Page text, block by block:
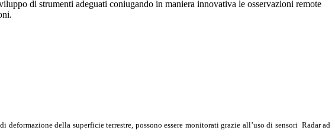
di strumenti adeguati coniugando in maniera innovativa le osservazioni remote
della superficie terrestre, possono essere monitorati grazie all’uso di sensori Radar ad